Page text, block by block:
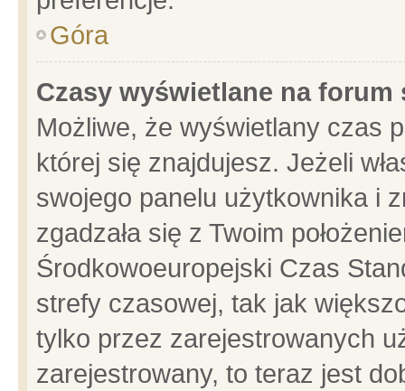
Góra
Czasy wyświetlane na forum
Możliwe, że wyświetlany czas
której się znajdujesz. Jeżeli
swojego panelu użytkownika i
zgadzała się z Twoim
Środkowoeuropejski Czas
strefy czasowej, tak jak
tylko przez zarejestrowanych
zarejestrowany, to teraz jest